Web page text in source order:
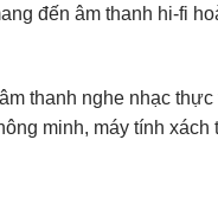
đến âm thanh hi-fi
thanh nghe nhạc thực
minh, máy tính xách